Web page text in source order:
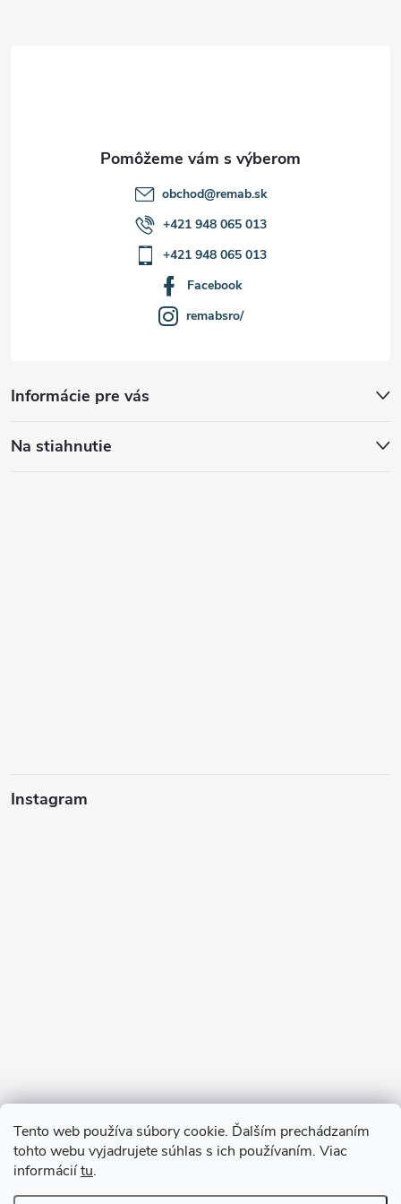
Tento web používa súbory cookie. Ďalším prechádzaním
tohto webu vyjadrujete súhlas s ich používaním. Viac
informáciítu.
Informácie pre vás
Na stiahnutie
Instagram
Sledovať na Instagrame
obchod@remab.sk
+421 948 065 013
+421 948 065 013
Facebook
remabsro/